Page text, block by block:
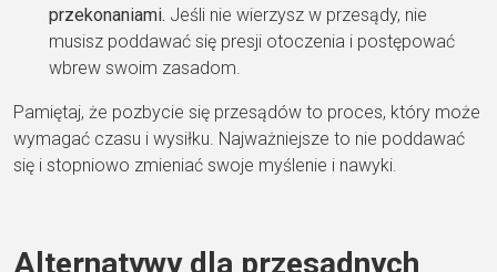
przekonaniami. Jeśli nie wierzysz w przesądy, nie
musisz poddawać się presji otoczenia i postępować
wbrew swoim zasadom.
Pamiętaj, że pozbycie się przesądów to proces, który może
wymagać czasu i wysiłku. Najważniejsze to nie poddawać
się i stopniowo zmieniać swoje myślenie i nawyki.
Alternatywy dla przesądnych